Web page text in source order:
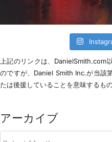
上記のリンクは、DanielSmith.com
のですが、Daniel Smith Inc.が当該
たは後援していることを意味するも
アーカイブ